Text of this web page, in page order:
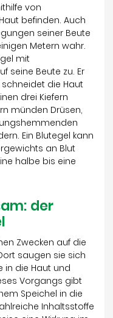
von
befinden. Auch
seiner Beute
Metern wahr.
mit
seine Beute zu. Er
die Haut
drei Kiefern
münden Drüsen,
Ein Blutegel kann
an Blut
halbe bis eine
der
Zwecken auf die
saugen sie sich
in die Haut und
Vorgangs gibt
Speichel in die
Inhaltsstoffe